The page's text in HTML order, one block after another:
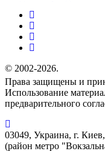
© 2002-2026.
Права защищены и
Использование
предварительного
03049, Украина, г.
(район метро